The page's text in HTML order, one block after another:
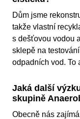
Dům jsme
takže vlastní
s dešťovou vodou
sklepě na
odpadních vod. To
Jaká další
skupině
Obecně nás